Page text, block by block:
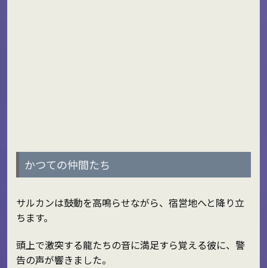
かつての仲間たち
サルカンは鼓動を高鳴らせながら、宿営地へと降り立
ちます。
頭上で激突する龍たちの音に満足すら覚える彼に、警
告の声が響きました。